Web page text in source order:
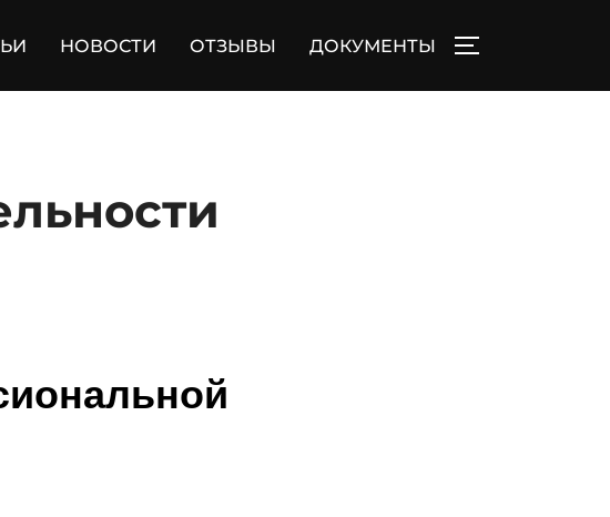
НОВОСТИ ОТЗЫВЫ ДОКУМЕНТЫ